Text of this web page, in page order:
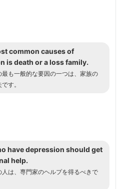
common causes of
is death or a loss family.
最も一般的な要因の一つは、家族の
す。
have depression should get
help.
人は、専門家のヘルプを得るべきで